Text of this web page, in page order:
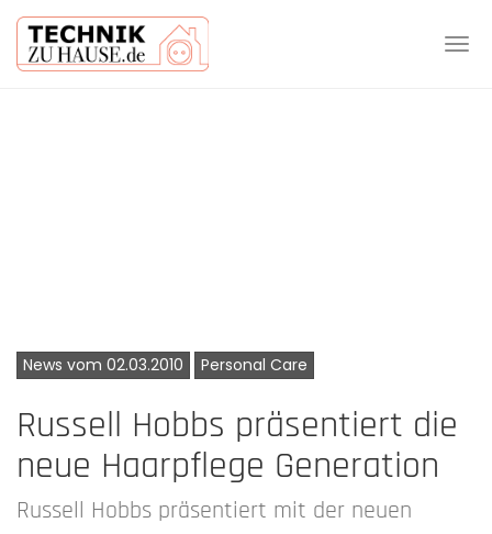
News vom 02.03.2010 Personal Care
Russell Hobbs präsentiert die
neue Haarpflege Generation
Russell Hobbs präsentiert mit der neuen